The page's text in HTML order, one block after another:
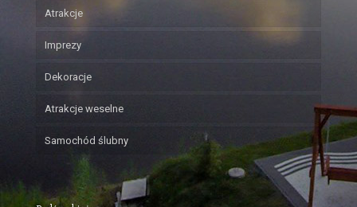
Atrakcje
Imprezy
Dekoracje
Atrakcje weselne
Samochód ślubny